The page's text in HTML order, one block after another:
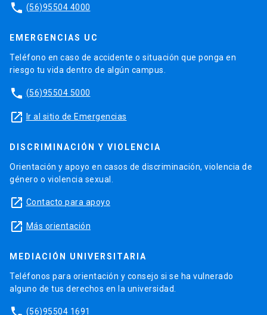
phone (56)95504 4000
EMERGENCIAS UC
Teléfono en caso de accidente o situación que ponga en
riesgo tu vida dentro de algún campus.
phone (56)95504 5000
launch Ir al sitio de Emergencias
DISCRIMINACIÓN Y VIOLENCIA
Orientación y apoyo en casos de discriminación, violencia de
género o violencia sexual.
launch Contacto para apoyo
launch Más orientación
MEDIACIÓN UNIVERSITARIA
Teléfonos para orientación y consejo si se ha vulnerado
alguno de tus derechos en la universidad.
(56)95504 1691